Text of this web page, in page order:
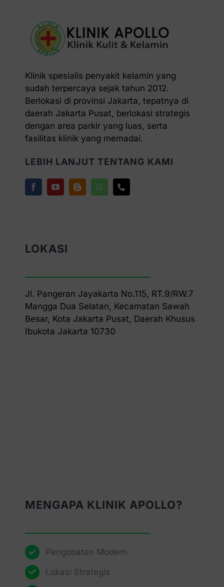
Klinik spesialis penyakit kelamin yang
sudah terpercaya sejak tahun 2012.
Berlokasi di provinsi Jakarta, tepatnya di
daerah Jakarta Pusat, berlokasi strategis
dengan area parkir yang luas, serta
fasilitas klinik yang memadai.
LEBIH LANJUT TENTANG KAMI
LOKASI
Jl. Pangeran Jayakarta No.115, RT.9/RW.7
Mangga Dua Selatan, Kecamatan Sawah
Besar, Kota Jakarta Pusat, Daerah Khusus
Ibukota Jakarta 10730
MENGAPA KLINIK APOLLO?
Pengobatan Modern
Lokasi Strategis